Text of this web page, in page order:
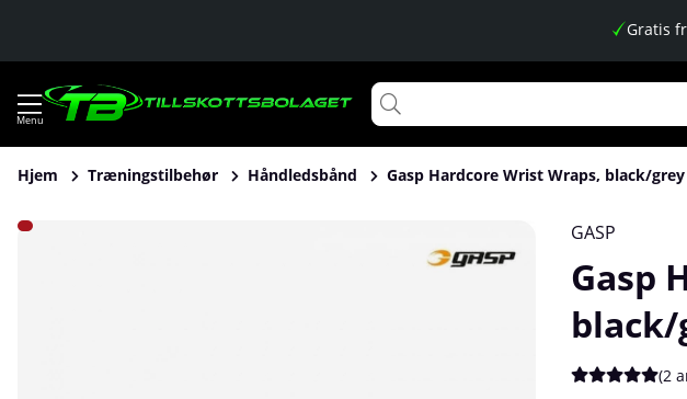
Gratis
Hjem Træningstilbehør Håndledsbånd Gasp Hardcore Wrist Wraps, black/grey
Produktbilleder Gasp Hardcore Wrist Wraps, black/grey GASP
Gasp
Gennemsnitlig
(2